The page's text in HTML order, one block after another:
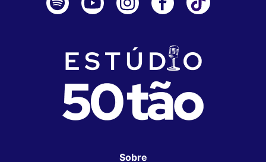
Sobre